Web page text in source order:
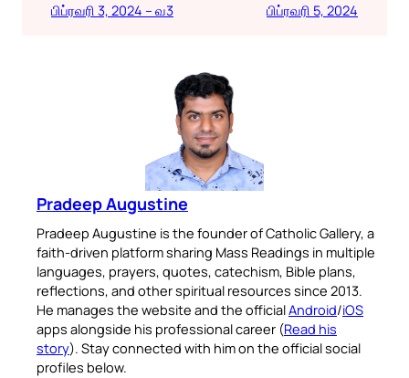
பிப்ரவரி 3, 2024 – வ3
பிப்ரவரி 5, 2024
Pradeep Augustine
Pradeep Augustine is the founder of Catholic Gallery, a
faith-driven platform sharing Mass Readings in multiple
languages, prayers, quotes, catechism, Bible plans,
reflections, and other spiritual resources since 2013.
He manages the website and the officialAndroid/iOS
apps alongside his professional career (Read his
story). Stay connected with him on the official social
profiles below.